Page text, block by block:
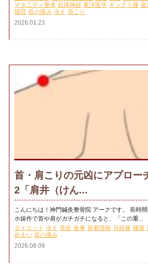
マタニティ整体 自律神経 東洋医学 ギックリ腰 産
猫背 首の痛み 冷え
肩こり
2026.01.23
首・肩こりの元凶にアプロー
2「肩井（けん...
こんにちは！神門鍼灸整骨院 アークです。 長時
ホ操作で首や肩がガチガチになると、「この重...
ダイエット 冷え 免疫 食事 新着情報 月経痛 腰痛
めまい 首の痛み
2026.08.09